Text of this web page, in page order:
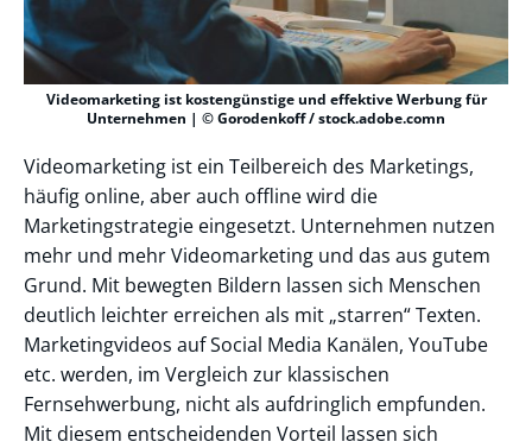
Videomarketing ist kostengünstige und effektive Werbung für
Unternehmen | © Gorodenkoff / stock.adobe.comn
Videomarketing ist ein Teilbereich des Marketings,
häufig online, aber auch offline wird die
Marketingstrategie eingesetzt. Unternehmen nutzen
mehr und mehr Videomarketing und das aus gutem
Grund. Mit bewegten Bildern lassen sich Menschen
deutlich leichter erreichen als mit „starren“ Texten.
Marketingvideos auf Social Media Kanälen, YouTube
etc. werden, im Vergleich zur klassischen
Fernsehwerbung, nicht als aufdringlich empfunden.
Mit diesem entscheidenden Vorteil lassen sich